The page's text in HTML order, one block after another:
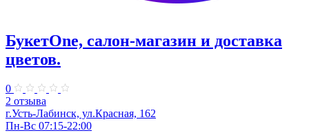
БукетOne, салон-магазин и доставка
цветов.
0
2 отзыва
г.Усть-Лабинск, ул.Красная, 162
Пн-Вс 07:15-22:00